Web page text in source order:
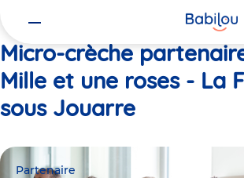
Micro-crèche
Mille et une roses - La
sous Jouarre
Partenaire